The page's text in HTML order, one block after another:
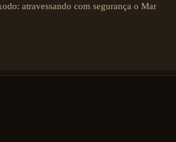
atravessando com segurança o Mar